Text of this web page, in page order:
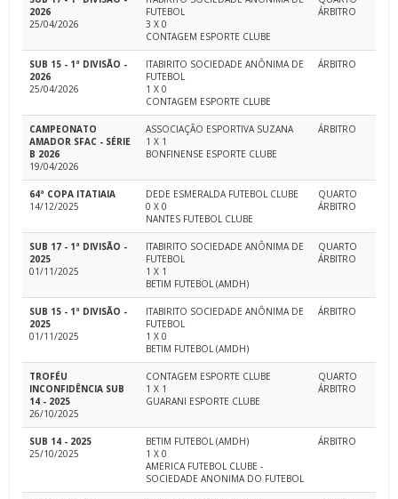
2026
25/04/2026
FUTEBOL
3 X 0
CONTAGEM ESPORTE CLUBE
ÁRBITRO
SUB 15 - 1ª DIVISÃO -
2026
25/04/2026
ITABIRITO SOCIEDADE ANÔNIMA DE
FUTEBOL
1 X 0
CONTAGEM ESPORTE CLUBE
ÁRBITRO
CAMPEONATO
AMADOR SFAC - SÉRIE
B 2026
19/04/2026
ASSOCIAÇÃO ESPORTIVA SUZANA
1 X 1
BONFINENSE ESPORTE CLUBE
ÁRBITRO
64ª COPA ITATIAIA
14/12/2025
DEDE ESMERALDA FUTEBOL CLUBE
0 X 0
NANTES FUTEBOL CLUBE
QUARTO
ÁRBITRO
SUB 17 - 1ª DIVISÃO -
2025
01/11/2025
ITABIRITO SOCIEDADE ANÔNIMA DE
FUTEBOL
1 X 1
BETIM FUTEBOL (AMDH)
QUARTO
ÁRBITRO
SUB 15 - 1ª DIVISÃO -
2025
01/11/2025
ITABIRITO SOCIEDADE ANÔNIMA DE
FUTEBOL
1 X 0
BETIM FUTEBOL (AMDH)
ÁRBITRO
TROFÉU
INCONFIDÊNCIA SUB
14 - 2025
26/10/2025
CONTAGEM ESPORTE CLUBE
1 X 1
GUARANI ESPORTE CLUBE
QUARTO
ÁRBITRO
SUB 14 - 2025
25/10/2025
BETIM FUTEBOL (AMDH)
1 X 0
AMERICA FUTEBOL CLUBE -
SOCIEDADE ANONIMA DO FUTEBOL
ÁRBITRO